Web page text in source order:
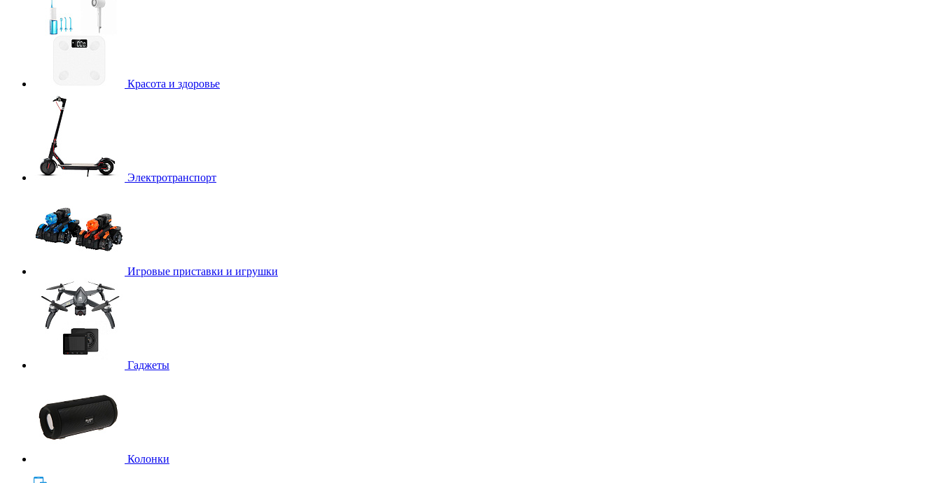
Красота и здоровье
Электротранспорт
Игровые приставки и игрушки
Гаджеты
Колонки